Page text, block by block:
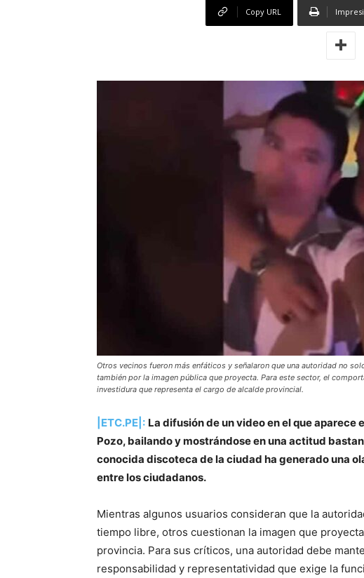
Copy URL
Otros vecinos fueron más enfáticos y señalaron que una autoridad no
también por la imagen pública que proyecta. Para este sector, el
investidura que representa el cargo de alcalde provincial.
|ETC.PE|: La difusión de un video en el que
Pozo, bailando y mostrándose en una actitud
conocida discoteca de la ciudad ha generado una
entre los ciudadanos.
Mientras algunos usuarios consideran que la
tiempo libre, otros cuestionan la imagen que
provincia. Para sus críticos, una autoridad debe
responsabilidad y representatividad que exige la